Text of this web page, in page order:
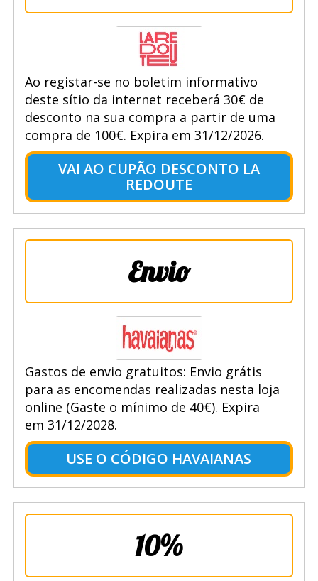
Ao registar-se no boletim informativo
deste sítio da internet receberá 30€ de
desconto na sua compra a partir de uma
compra de 100€. Expira em 31/12/2026.
VAI AO CUPÃO DESCONTO LA
REDOUTE
Envio
Gastos de envio gratuitos: Envio grátis
para as encomendas realizadas nesta loja
online (Gaste o mínimo de 40€). Expira
em 31/12/2028.
USE O CÓDIGO HAVAIANAS
10%